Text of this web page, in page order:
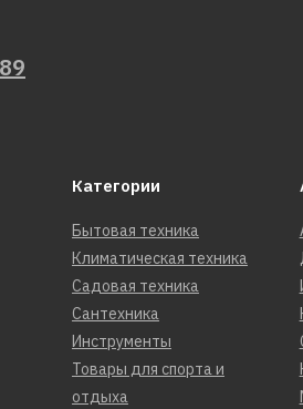
Категории
Бытовая техника
Климатическая техника
Садовая техника
Сантехника
Инструменты
Товары для спорта и
отдыха